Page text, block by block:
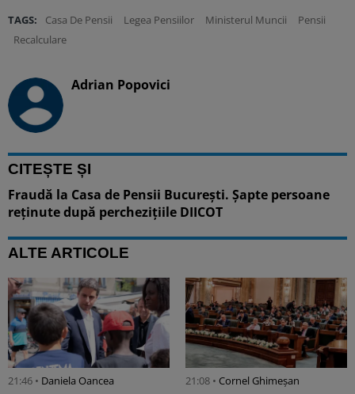
TAGS: Casa De Pensii Legea Pensiilor Ministerul Muncii
Pensii
Recalculare
Adrian Popovici
CITEȘTE ȘI
Fraudă la Casa de Pensii București. Șapte persoane
reținute după perchezițiile DIICOT
ALTE ARTICOLE
21:46 • Daniela Oancea 21:08 • Cornel Ghimeșan